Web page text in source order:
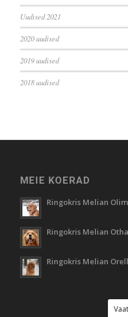
Uudised 2021
2020 uudised
2019 uudised
2018 uudised
MEIE KOERAD
Ringokris Melian
Ringokris Melian
Ringokris Melian